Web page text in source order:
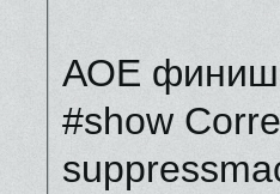
АОЕ
#show